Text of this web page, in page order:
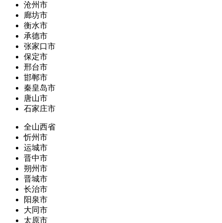
沧州市
廊坊市
衡水市
承德市
张家口市
保定市
邢台市
邯郸市
秦皇岛市
唐山市
石家庄市
全山西省
忻州市
运城市
晋中市
朔州市
晋城市
长治市
阳泉市
大同市
太原市